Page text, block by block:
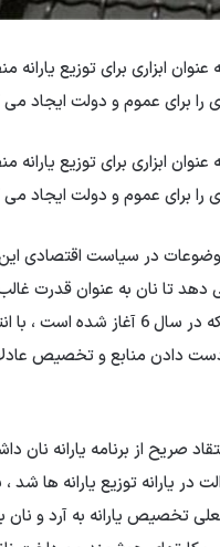
ابزاری برای توزیع یارانه
برای عموم و دولت ایجاد می
ابزاری برای توزیع یارانه
برای عموم و دولت ایجاد می
موضوعات در سیاست
می دهد تا نان به عنوان
این حال ، طرح هایی مانند یارانه های
دادن منابع و تخصیص
صریح از برنامه یارانه
یارانه توزیع یارانه ها شد ،
تخصیص یارانه به آرد و